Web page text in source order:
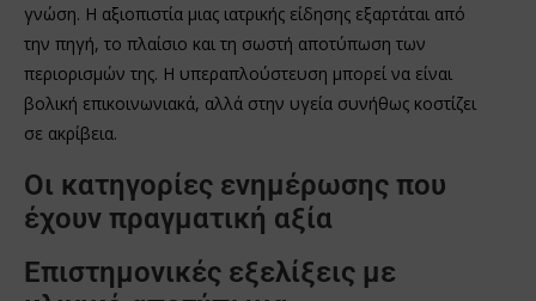
γνώση. Η αξιοπιστία μιας ιατρικής είδησης εξαρτάται από
την πηγή, το πλαίσιο και τη σωστή αποτύπωση των
περιορισμών της. Η υπεραπλούστευση μπορεί να είναι
βολική επικοινωνιακά, αλλά στην υγεία συνήθως κοστίζει
σε ακρίβεια.
Οι κατηγορίες ενημέρωσης που
έχουν πραγματική αξία
Επιστημονικές εξελίξεις με